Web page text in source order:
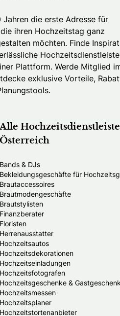
Jahren die erste Adresse für
ihren Hochzeitstag ganz
möchten. Finde
Plattform. Werde Mitglied
exklusive Vorteile,
Alle
Österreich
Bands & DJs
Bekleidungsgeschäfte für
Brautaccessoires
Brautmodengeschäfte
Brautstylisten
Finanzberater
Floristen
Herrenausstatter
Hochzeitsautos
Hochzeitsdekorationen
Hochzeitseinladungen
Hochzeitsfotografen
Hochzeitsgeschenke &
Hochzeitsmessen
Hochzeitsplaner
Hochzeitstortenanbieter